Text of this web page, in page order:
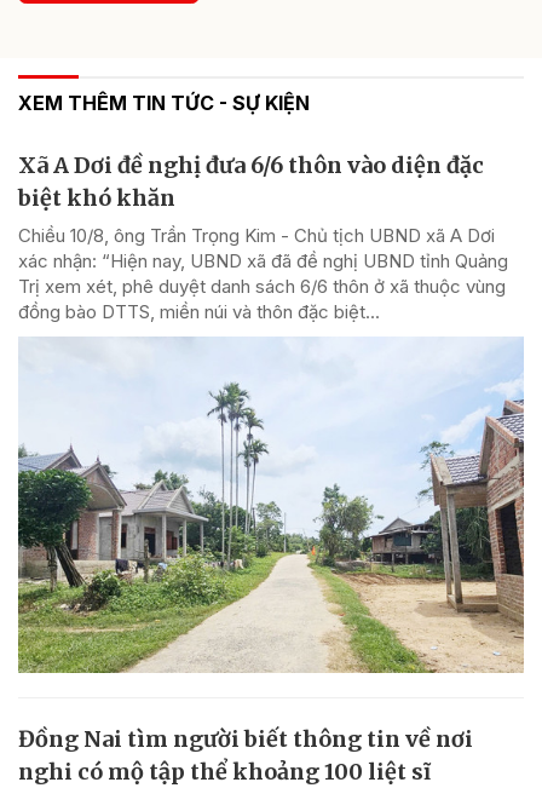
XEM THÊM TIN TỨC - SỰ KIỆN
Xã A Dơi đề nghị đưa 6/6 thôn vào diện đặc
biệt khó khăn
Chiều 10/8, ông Trần Trọng Kim - Chủ tịch UBND xã A Dơi
xác nhận: “Hiện nay, UBND xã đã đề nghị UBND tỉnh Quảng
Trị xem xét, phê duyệt danh sách 6/6 thôn ở xã thuộc vùng
đồng bào DTTS, miền núi và thôn đặc biệt...
Đồng Nai tìm người biết thông tin về nơi
nghi có mộ tập thể khoảng 100 liệt sĩ